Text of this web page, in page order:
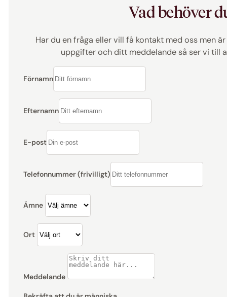
Vad behöver
Har du en fråga eller vill få kontakt med oss men
uppgifter och ditt meddelande så ser vi till
Förnamn
Efternamn
E-post
Telefonnummer (frivilligt)
Ämne
Ort
Meddelande